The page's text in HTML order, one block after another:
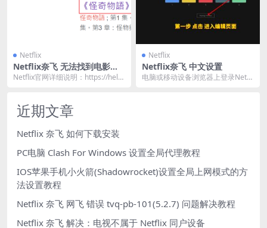
Netflix
Netflix奈飞 无法找到电影或
电视节目
Netflix官网详细说明：https://help.
Netflix
Netflix奈飞 中文设置
电脑或移动设备浏览器上登录Netfli
近期文章
Netflix 奈飞 如何下载安装
PC电脑 Clash For Windows 设置全局代理教程
IOS苹果手机小火箭(Shadowrocket)设置全局上网模式的方
法设置教程
Netflix 奈飞 网飞 错误 tvq-pb-101(5.2.7) 问题解决教程
Netflix 奈飞 解决：电视不属于 Netflix 同户设备